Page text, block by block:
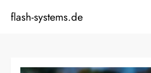
flash-systems.de